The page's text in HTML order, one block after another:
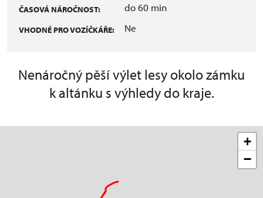
ČASOVÁ NÁROČNOST: do 60 min
VHODNÉ PRO VOZÍČKÁŘE: Ne
Nenáročný pěší výlet lesy okolo zámku
k altánku s výhledy do kraje.
+
−